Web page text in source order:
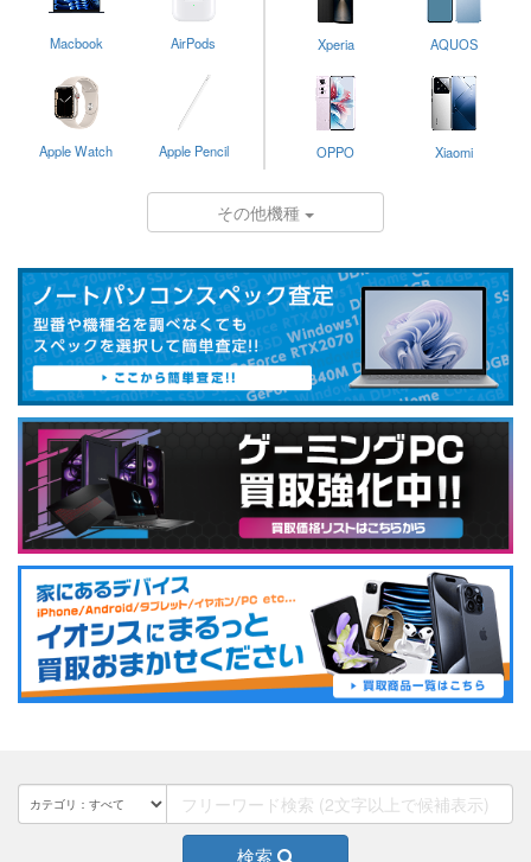
Macbook AirPods
Apple Watch Apple Pencil
Xperia AQUOS
OPPO Xiaomi
その他機種
検索